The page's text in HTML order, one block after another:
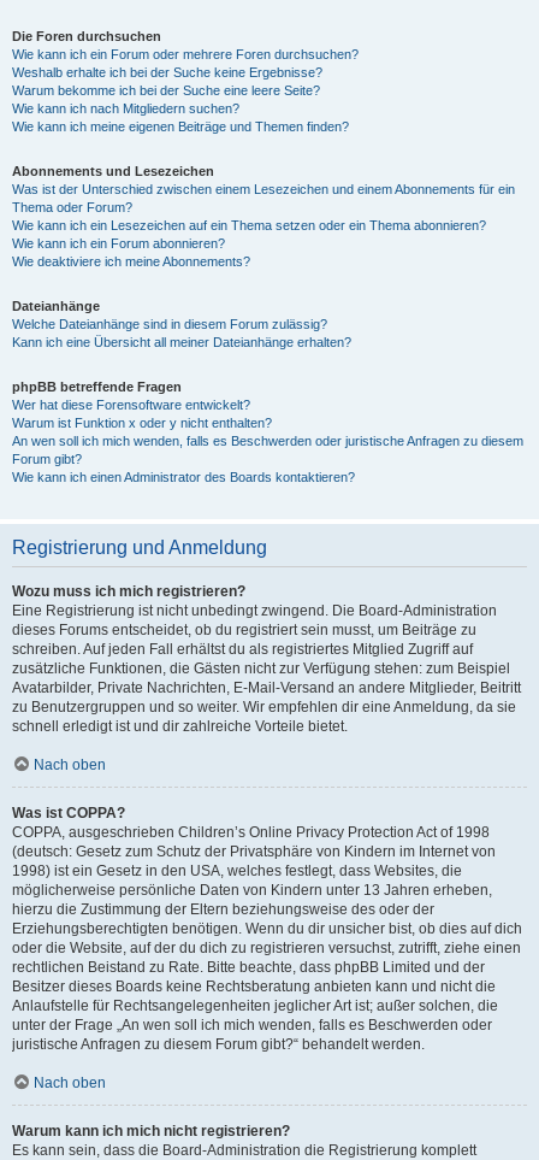
Die Foren durchsuchen
Wie kann ich ein Forum oder mehrere Foren durchsuchen?
Weshalb erhalte ich bei der Suche keine Ergebnisse?
Warum bekomme ich bei der Suche eine leere Seite?
Wie kann ich nach Mitgliedern suchen?
Wie kann ich meine eigenen Beiträge und Themen finden?
Abonnements und Lesezeichen
Was ist der Unterschied zwischen einem Lesezeichen und einem Abonnements für ein
Thema oder Forum?
Wie kann ich ein Lesezeichen auf ein Thema setzen oder ein Thema abonnieren?
Wie kann ich ein Forum abonnieren?
Wie deaktiviere ich meine Abonnements?
Dateianhänge
Welche Dateianhänge sind in diesem Forum zulässig?
Kann ich eine Übersicht all meiner Dateianhänge erhalten?
phpBB betreffende Fragen
Wer hat diese Forensoftware entwickelt?
Warum ist Funktion x oder y nicht enthalten?
An wen soll ich mich wenden, falls es Beschwerden oder juristische Anfragen zu diesem
Forum gibt?
Wie kann ich einen Administrator des Boards kontaktieren?
Registrierung und Anmeldung
Wozu muss ich mich registrieren?
Eine Registrierung ist nicht unbedingt zwingend. Die Board-Administration
dieses Forums entscheidet, ob du registriert sein musst, um Beiträge zu
schreiben. Auf jeden Fall erhältst du als registriertes Mitglied Zugriff auf
zusätzliche Funktionen, die Gästen nicht zur Verfügung stehen: zum Beispiel
Avatarbilder, Private Nachrichten, E-Mail-Versand an andere Mitglieder, Beitritt
zu Benutzergruppen und so weiter. Wir empfehlen dir eine Anmeldung, da sie
schnell erledigt ist und dir zahlreiche Vorteile bietet.
Nach oben
Was ist COPPA?
COPPA, ausgeschrieben Children’s Online Privacy Protection Act of 1998
(deutsch: Gesetz zum Schutz der Privatsphäre von Kindern im Internet von
1998) ist ein Gesetz in den USA, welches festlegt, dass Websites, die
möglicherweise persönliche Daten von Kindern unter 13 Jahren erheben,
hierzu die Zustimmung der Eltern beziehungsweise des oder der
Erziehungsberechtigten benötigen. Wenn du dir unsicher bist, ob dies auf dich
oder die Website, auf der du dich zu registrieren versuchst, zutrifft, ziehe einen
rechtlichen Beistand zu Rate. Bitte beachte, dass phpBB Limited und der
Besitzer dieses Boards keine Rechtsberatung anbieten kann und nicht die
Anlaufstelle für Rechtsangelegenheiten jeglicher Art ist; außer solchen, die
unter der Frage „An wen soll ich mich wenden, falls es Beschwerden oder
juristische Anfragen zu diesem Forum gibt?“ behandelt werden.
Nach oben
Warum kann ich mich nicht registrieren?
Es kann sein, dass die Board-Administration die Registrierung komplett